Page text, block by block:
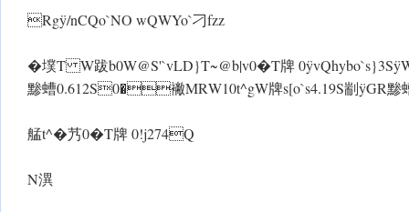
Rgÿ/nCQo`NO wQWYo`刁fzz
�墣T W跋b0W@S'`vLD}T~@b|v 0�T牌 0 ÿvQhybo`s}3S
黪螬0.612S0�襒MR W10t^g W牌s[o`s4.19S剬 ÿGR
艋t^�艿 0�T牌 0!j274Q
N潩